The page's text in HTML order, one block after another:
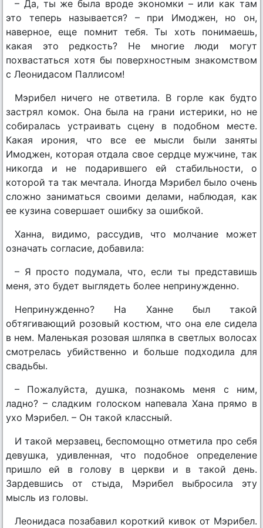
– Да, ты же была вроде экономки – или как там
это теперь называется? – при Имоджен, но он,
наверное, еще помнит тебя. Ты хоть понимаешь,
какая это редкость? Не многие люди могут
похвастаться хотя бы поверхностным знакомством
с Леонидасом Паллисом!
Мэрибел ничего не ответила. В горле как будто
застрял комок. Она была на грани истерики, но не
собиралась устраивать сцену в подобном месте.
Какая ирония, что все ее мысли были заняты
Имоджен, которая отдала свое сердце мужчине, так
никогда и не подарившего ей стабильности, о
которой та так мечтала. Иногда Мэрибел было очень
сложно заниматься своими делами, наблюдая, как
ее кузина совершает ошибку за ошибкой.
Ханна, видимо, рассудив, что молчание может
означать согласие, добавила:
– Я просто подумала, что, если ты представишь
меня, это будет выглядеть более непринужденно.
Непринужденно? На Ханне был такой
обтягивающий розовый костюм, что она еле сидела
в нем. Маленькая розовая шляпка в светлых волосах
смотрелась убийственно и больше подходила для
свадьбы.
– Пожалуйста, душка, познакомь меня с ним,
ладно? – сладким голоском напевала Хана прямо в
ухо Мэрибел. – Он такой классный.
И такой мерзавец, беспомощно отметила про себя
девушка, удивленная, что подобное определение
пришло ей в голову в церкви и в такой день.
Зардевшись от стыда, Мэрибел выбросила эту
мысль из головы.
Леонидаса позабавил короткий кивок от Мэрибел.